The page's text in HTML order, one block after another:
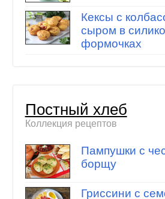
Кексы с
сыром в
формочках
Постный хлеб
Коллекция рецептов
Пампушки с
борщу
Гриссини с